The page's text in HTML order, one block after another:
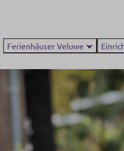
Ferienhäuser Veluwe